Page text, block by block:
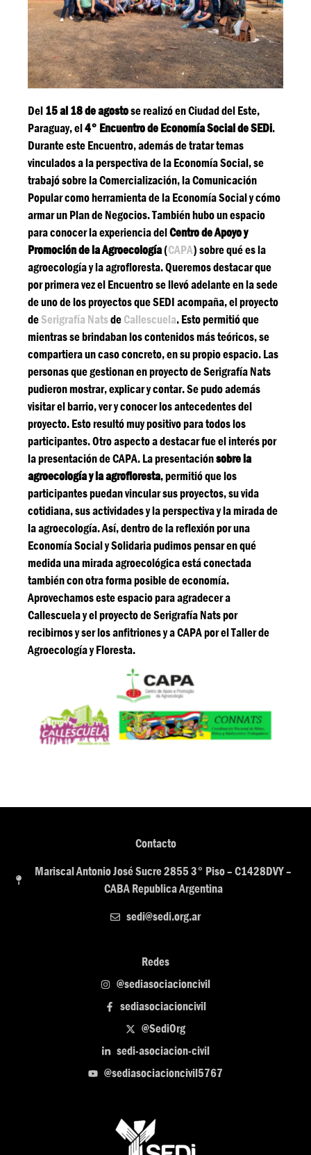
Del15 al 18 de agostose realizó en Ciudad del Este,
Paraguay, el4° Encuentro de Economía Social de SEDi.
Durante este Encuentro, además de tratar temas
vinculados a la perspectiva de la Economía Social, se
trabajó sobre la Comercialización, la Comunicación
Popular como herramienta de la Economía Social y cómo
armar un Plan de Negocios. También hubo un espacio
para conocer la experiencia delCentro de Apoyo y
Promoción de la Agroecología(CAPA) sobre qué es la
agroecología y la agrofloresta. Queremos destacar que
por primera vez el Encuentro se llevó adelante en la sede
de uno de los proyectos que SEDI acompaña, el proyecto
deSerigrafía NatsdeCallescuela. Esto permitió que
mientras se brindaban los contenidos más teóricos, se
compartiera un caso concreto, en su propio espacio. Las
personas que gestionan en proyecto de Serigrafía Nats
pudieron mostrar, explicar y contar. Se pudo además
visitar el barrio, ver y conocer los antecedentes del
proyecto. Esto resultó muy positivo para todos los
participantes. Otro aspecto a destacar fue el interés por
la presentación de CAPA. La presentaciónsobrela
agroecología y la agrofloresta, permitió que los
participantes puedan vincular sus proyectos, su vida
cotidiana, sus actividades y la perspectiva y la mirada de
la agroecología. Así, dentro de la reflexión por una
Economía Social y Solidaria pudimos pensar en qué
medida una mirada agroecológica está conectada
también con otra forma posible de economía.
Aprovechamos este espacio para agradecer a
Callescuela y el proyecto de Serigrafía Nats por
recibirnos y ser los anfitriones y a CAPA por el Taller de
Agroecología y Floresta.
Contacto
Mariscal Antonio José Sucre 2855 3° Piso – C1428DVY –
CABA Republica Argentina
sedi@sedi.org.ar
Redes
@sediasociacioncivil
sediasociacioncivil
@SediOrg
sedi-asociacion-civil
@sediasociacioncivil5767